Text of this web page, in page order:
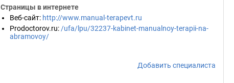
Страницы в интернете
Веб-сайт: http://www.manual-terapevt.ru
Prodoctorov.ru: /ufa/lpu/32237-kabinet-manualnoy-terapii-na-
abramovoy/
Добавить специалиста